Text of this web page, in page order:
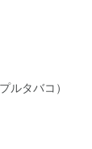
ルタバコ）